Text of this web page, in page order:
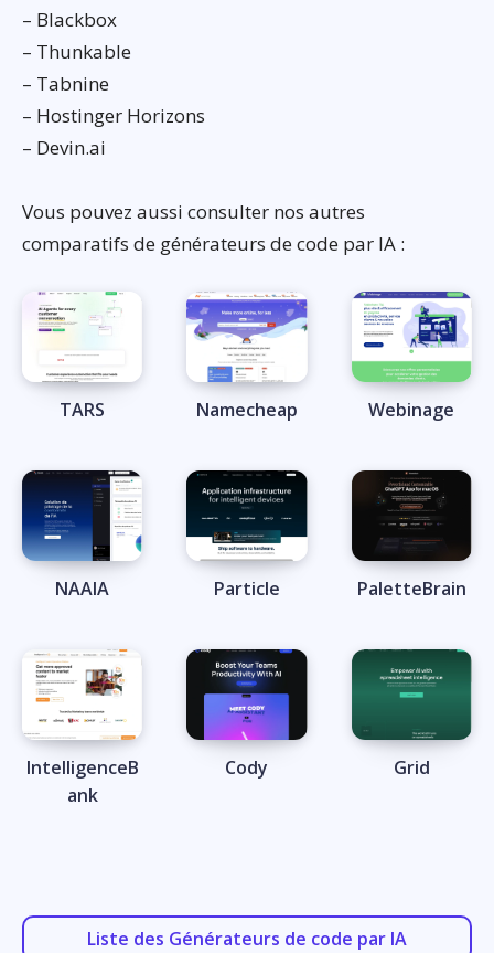
– Blackbox
– Thunkable
– Tabnine
– Hostinger Horizons
– Devin.ai
Vous pouvez aussi consulter nos autres
comparatifs de générateurs de code par IA :
TARS Namecheap Webinage
NAAIA Particle PaletteBrain
IntelligenceB
ank
Cody Grid
Liste des Générateurs de code par IA